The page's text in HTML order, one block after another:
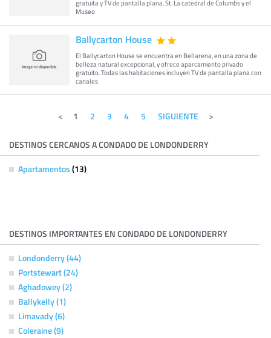
gratuita y TV de pantalla plana. St. La catedral de Columbs y el
Museo
Ballycarton House
El Ballycarton House se encuentra en Bellarena, en una zona de
belleza natural excepcional, y ofrece aparcamiento privado
gratuito. Todas las habitaciones incluyen TV de pantalla plana con
canales
1 2 3 4 5 SIGUIENTE
DESTINOS CERCANOS A CONDADO DE LONDONDERRY
Apartamentos (13)
DESTINOS IMPORTANTES EN CONDADO DE LONDONDERRY
Londonderry (44)
Portstewart (24)
Aghadowey (2)
Ballykelly (1)
Limavady (6)
Coleraine (9)